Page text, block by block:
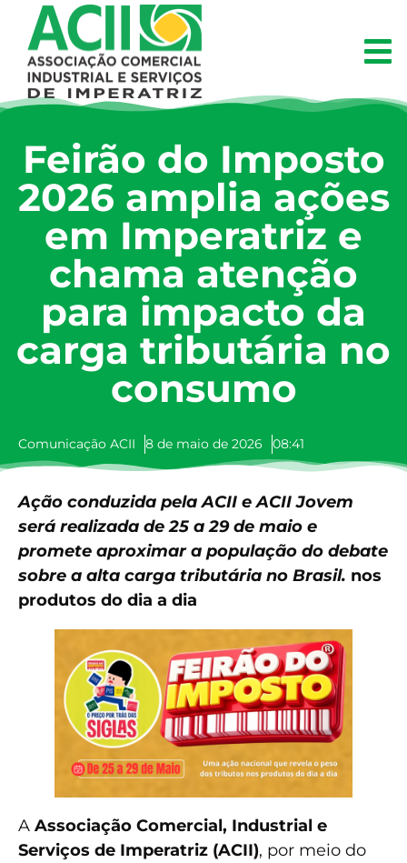
Feirão do Imposto
2026 amplia ações
em Imperatriz e
chama atenção
para impacto da
carga tributária no
consumo
Comunicação ACII 8 de maio de 2026 08:41
Ação conduzida pela ACII e ACII Jovem
será realizada de 25 a 29 de maio e
promete aproximar a população do debate
sobre a alta carga tributária no Brasil. nos
produtos do dia a dia
A Associação Comercial, Industrial e
Serviços de Imperatriz (ACII), por meio do